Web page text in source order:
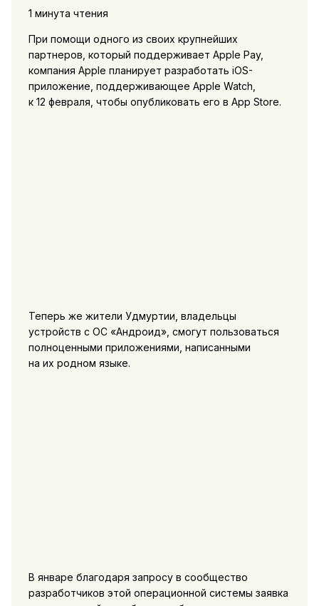
1 минута чтения
При помощи одного из своих крупнейших
партнеров, который поддерживает Apple Pay,
компания Apple планирует разработать iOS-
приложение, поддерживающее Apple Watch,
к 12 февраля, чтобы опубликовать его в App Store.
Теперь же жители Удмуртии, владельцы
устройств с ОС «Андроид», смогут пользоваться
полноценными приложениями, написанными
на их родном языке.
В январе благодаря запросу в сообщество
разработчиков этой операционной системы заявка